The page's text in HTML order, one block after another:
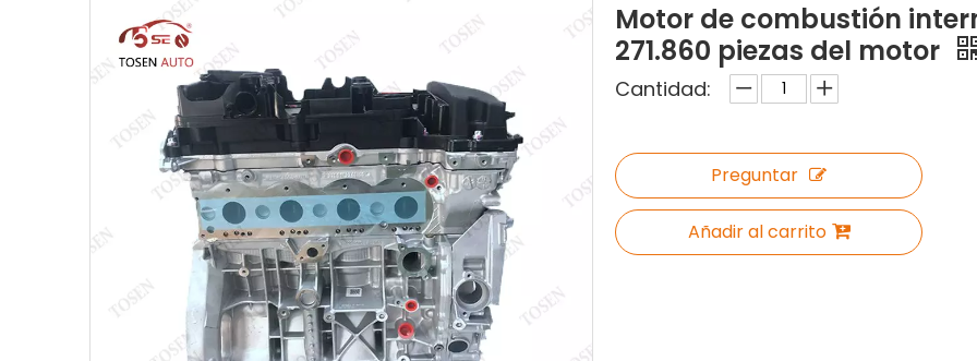
Motor de combustión
271.860 piezas del motor
Cantidad:
Preguntar
Añadir al carrito